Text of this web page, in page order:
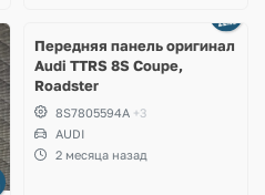
Передняя панель оригинал
Audi TTRS 8S Coupe,
Roadster
8S7805594A +3
AUDI
2 месяца назад